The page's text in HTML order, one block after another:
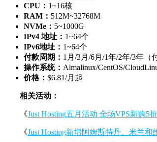
CPU： 1~16核
RAM： 512M~32768M
NVMe： 5~1000G
IPv4 地址： 1~64个
IPv6地址： 1~64个
付款周期： 1月/3月/6月/1年/2年/3年（
操作系统： Almalinux/CentOS/
价格： $6.81/月起
相关活动：
《Just Hosting五月活动 全场VPS新购5
《Just Hosting新增阿姆斯特丹、米兰和